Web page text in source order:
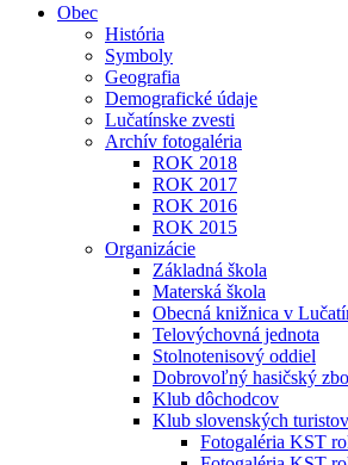
Obec
História
Symboly
Geografia
Demografické údaje
Lučatínske zvesti
Archív fotogaléria
ROK 2018
ROK 2017
ROK 2016
ROK 2015
Organizácie
Základná škola
Materská škola
Obecná knižnica v
Telovýchovná jednota
Stolnotenisový oddiel
Dobrovoľný hasičský
Klub dôchodcov
Klub slovenských turistov
Fotogaléria KST